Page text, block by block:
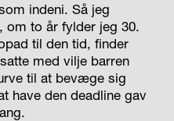
indeni. Så jeg
om to år fylder jeg 30.
til den tid, finder
med vilje barren
til at bevæge sig
have den deadline gav